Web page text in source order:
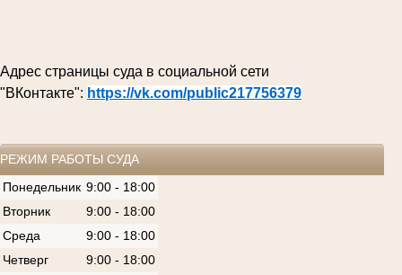
Адрес страницы суда в социальной сети
"ВКонтакте": https://vk.com/public217756379
РЕЖИМ РАБОТЫ СУДА
Понедельник 9:00 - 18:00
Вторник
9:00 - 18:00
Среда
9:00 - 18:00
Четверг
9:00 - 18:00